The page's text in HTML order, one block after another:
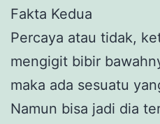
Fakta Kedua
Percaya atau tidak,
mengigit bibir
maka ada sesuatu
Namun bisa jadi dia